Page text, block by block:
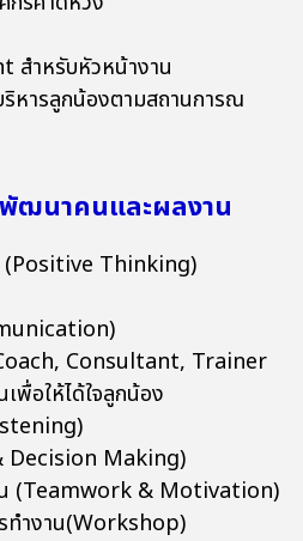
สำหรับหัวหน้างาน
หารลูกน้องตามสถานการณ
ฒนาคนและผลงาน
(Positive Thinking)
Consultant, Trainer
พื่อให้ได้ใจลูกน้อง
Decision Making)
าน (Teamwork & Motivation)
รทำงาน(Workshop)